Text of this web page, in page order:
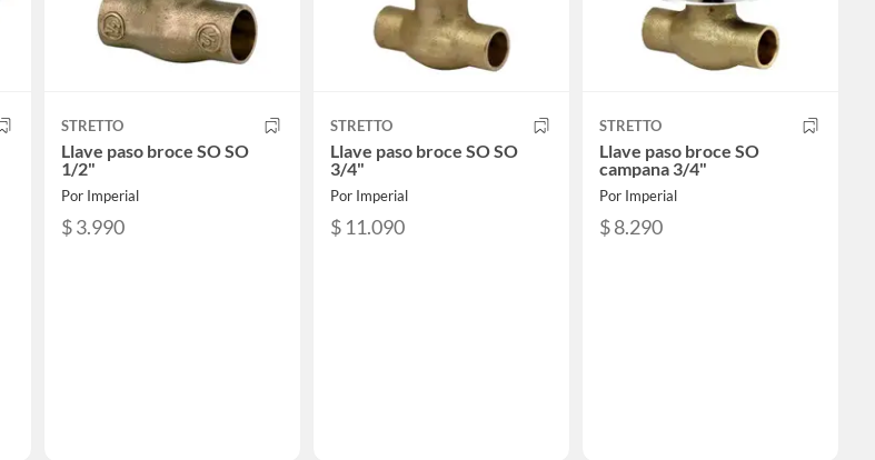
STRETTO
Llave paso broce SO SO
1/2"
Por Imperial
$ 3.990
STRETTO
Llave paso broce SO SO
3/4"
Por Imperial
$ 11.090
STRETTO
Llave paso broce SO
campana 3/4"
Por Imperial
$ 8.290